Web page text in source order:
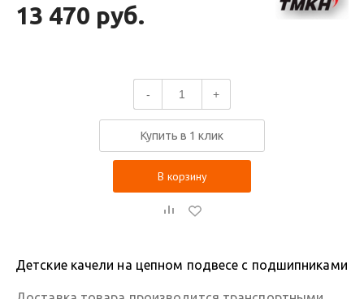
13 470 руб.
- +
Купить в 1 клик
В корзину
Детские качели на цепном подвесе с подшипниками